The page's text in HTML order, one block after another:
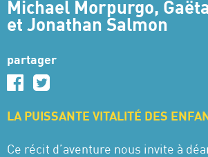
Michael Morpurgo,
et Jonathan Salmon
partager
LA PUISSANTE VITALITÉ DES
Ce récit d’aventure nous invite à